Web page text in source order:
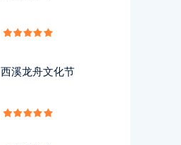
西溪龙舟文化节